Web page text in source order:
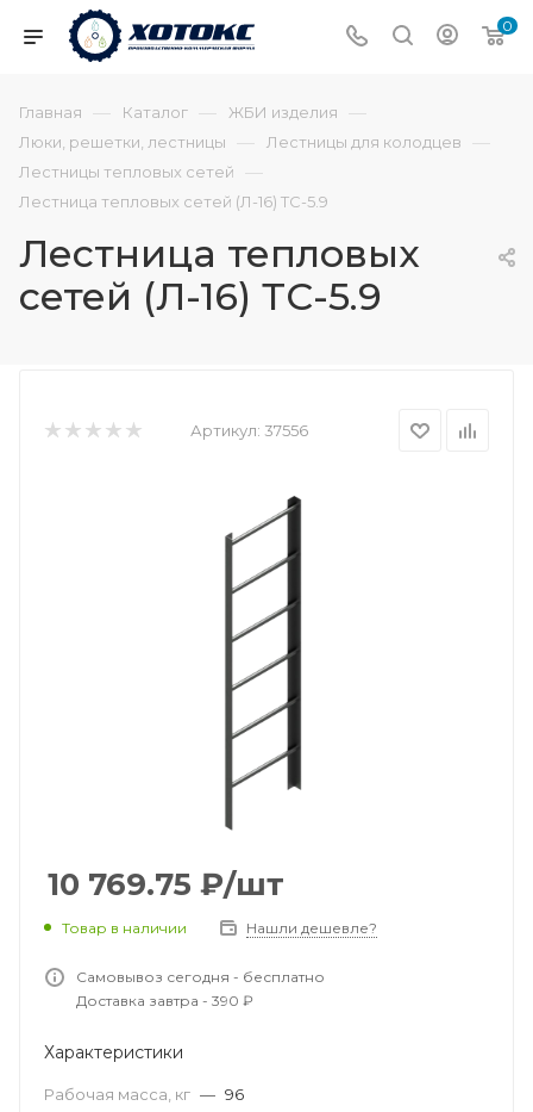
0
Главная — Каталог — ЖБИ изделия —
Люки, решетки, лестницы — Лестницы для колодцев —
Лестницы тепловых сетей —
Лестница тепловых сетей (Л-16) ТС-5.9
Лестница тепловых
сетей (Л-16) ТС-5.9
Артикул: 37556
10 769.75 ₽/шт
Товар в наличии Нашли дешевле?
Самовывоз сегодня - бесплатно
Доставка завтра - 390 ₽
Характеристики
Рабочая масса, кг — 96